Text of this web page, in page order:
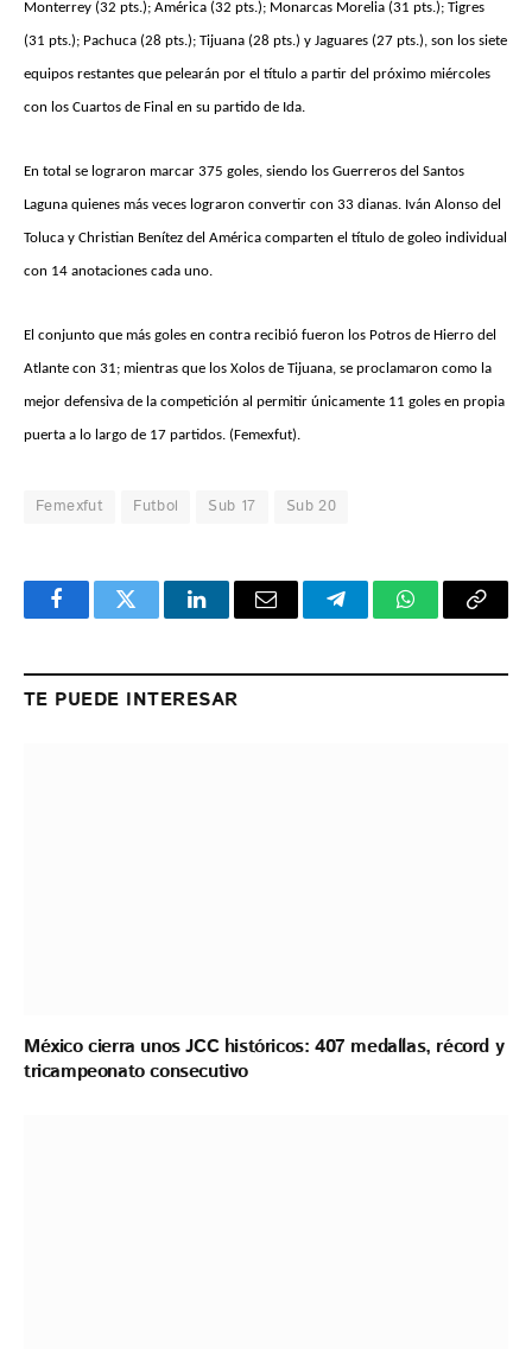
Monterrey (32 pts.); América (32 pts.); Monarcas Morelia (31 pts.); Tigres
(31 pts.); Pachuca (28 pts.); Tijuana (28 pts.) y Jaguares (27 pts.), son los siete
equipos restantes que pelearán por el título a partir del próximo miércoles
con los Cuartos de Final en su partido de Ida.
En total se lograron marcar 375 goles, siendo los Guerreros del Santos
Laguna quienes más veces lograron convertir con 33 dianas. Iván Alonso del
Toluca y Christian Benítez del América comparten el título de goleo individual
con 14 anotaciones cada uno.
El conjunto que más goles en contra recibió fueron los Potros de Hierro del
Atlante con 31; mientras que los Xolos de Tijuana, se proclamaron como la
mejor defensiva de la competición al permitir únicamente 11 goles en propia
puerta a lo largo de 17 partidos. (Femexfut).
Femexfut Futbol Sub 17 Sub 20
FacebookTwitter LinkedInEmail TelegramWhatsApp
Copy
TE PUEDE INTERESAR
México cierra unos JCC históricos: 407 medallas, récord y
tricampeonato consecutivo